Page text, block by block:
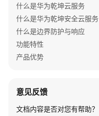
告
警
理
V300
AR
备
什么是华为乾坤云服务
什么是华为乾坤安全云服务
什么是边界防护与响应
功能特性
产品优势
意见反馈
文档内容是否对您有帮助？